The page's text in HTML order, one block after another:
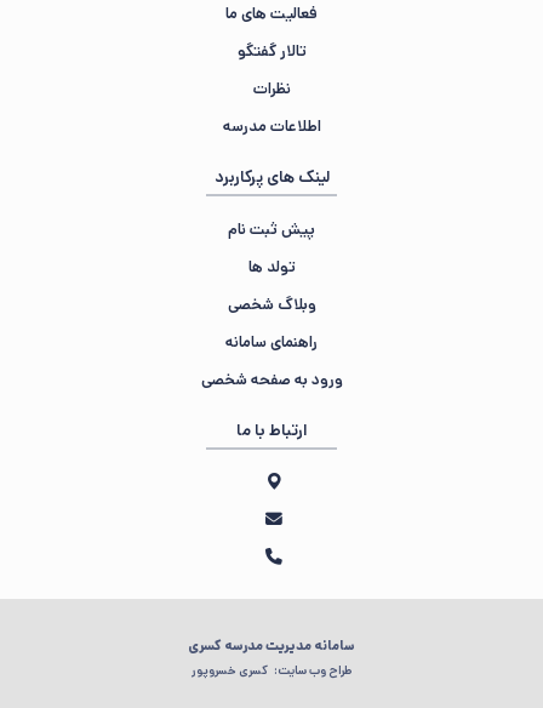
فعالیت های ما
تالار گفتگو
نظرات
اطلاعات مدرسه
لینک های پرکاربرد
پیش ثبت نام
تولد ها
وبلاگ شخصی
راهنمای سامانه
ورود به صفحه شخصی
ارتباط با ما
سامانه مدیریت مدرسه کسری
طراح وب سایت: کسری خسروپور